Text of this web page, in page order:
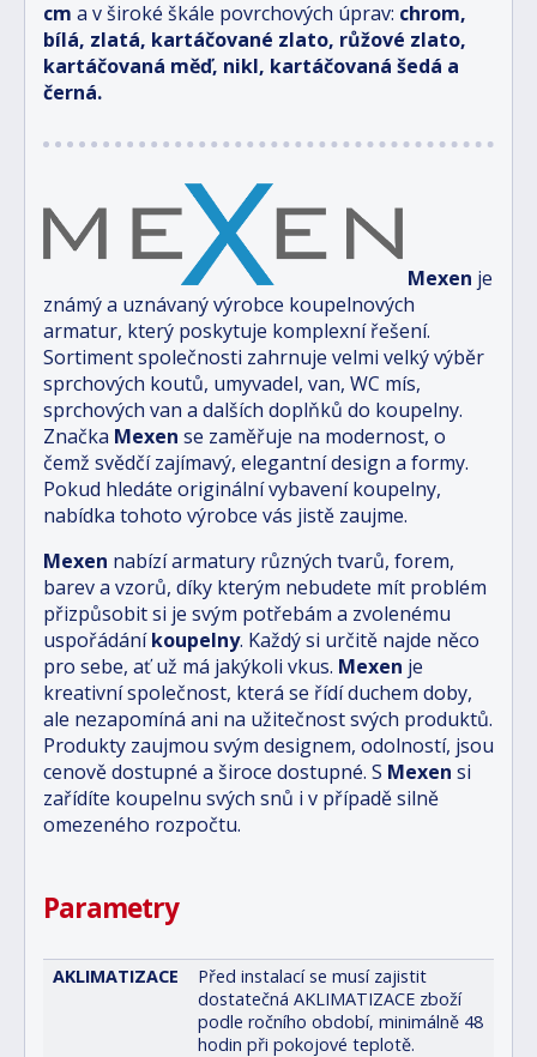
cm a v široké škále povrchových úprav: chrom,
bílá, zlatá, kartáčované zlato, růžové zlato,
kartáčovaná měď, nikl, kartáčovaná šedá a
černá.
Mexen je
známý a uznávaný výrobce koupelnových
armatur, který poskytuje komplexní řešení.
Sortiment společnosti zahrnuje velmi velký výběr
sprchových koutů, umyvadel, van, WC mís,
sprchových van a dalších doplňků do koupelny.
Značka Mexen se zaměřuje na modernost, o
čemž svědčí zajímavý, elegantní design a formy.
Pokud hledáte originální vybavení koupelny,
nabídka tohoto výrobce vás jistě zaujme.
Mexen nabízí armatury různých tvarů, forem,
barev a vzorů, díky kterým nebudete mít problém
přizpůsobit si je svým potřebám a zvolenému
uspořádáníkoupelny. Každý si určitě najde něco
pro sebe, ať už má jakýkoli vkus. Mexen je
kreativní společnost, která se řídí duchem doby,
ale nezapomíná ani na užitečnost svých produktů.
Produkty zaujmou svým designem, odolností, jsou
cenově dostupné a široce dostupné. S Mexen si
zařídíte koupelnu svých snů i v případě silně
omezeného rozpočtu.
Parametry
AKLIMATIZACE
Před instalací se musí zajistit
dostatečná AKLIMATIZACE zboží
podle ročního období, minimálně 48
hodin při pokojové teplotě.